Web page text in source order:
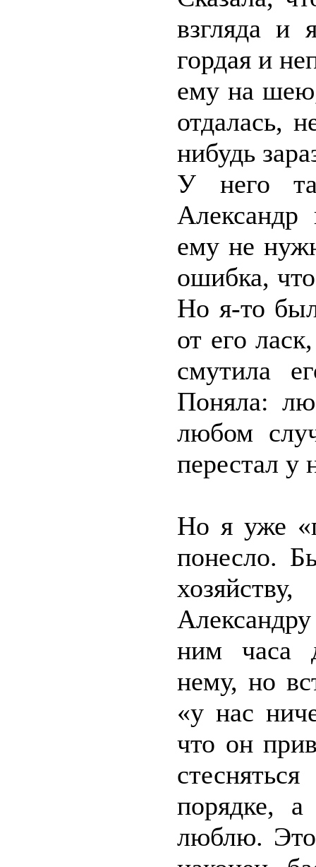
взгляда и
гордая и
ему на
отдалась,
нибудь
У него
Александр
ему не
ошибка,
Но я-то
от его
смутила
Поняла:
любом
перестал у
Но я уже
понесло.
ним часа
нему, но
«у нас
что он
порядке,
люблю. Это